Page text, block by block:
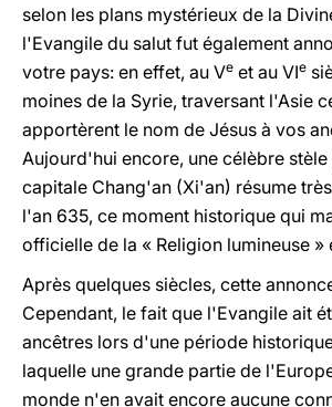
selon les plans mystérieux de la
l'Evangile du salut fut également
votre pays: en effet, au Ve et au VIe
moines de la Syrie, traversant l'Asie
apportèrent le nom de Jésus à vos
Aujourd'hui encore, une célèbre stèle
capitale Chang'an (Xi'an) résume
l'an 635, ce moment historique qui
officielle de la « Religion lumineuse »
Après quelques siècles, cette
Cependant, le fait que l'Evangile ait
ancêtres lors d'une période
laquelle une grande partie de
monde n'en avait encore aucune